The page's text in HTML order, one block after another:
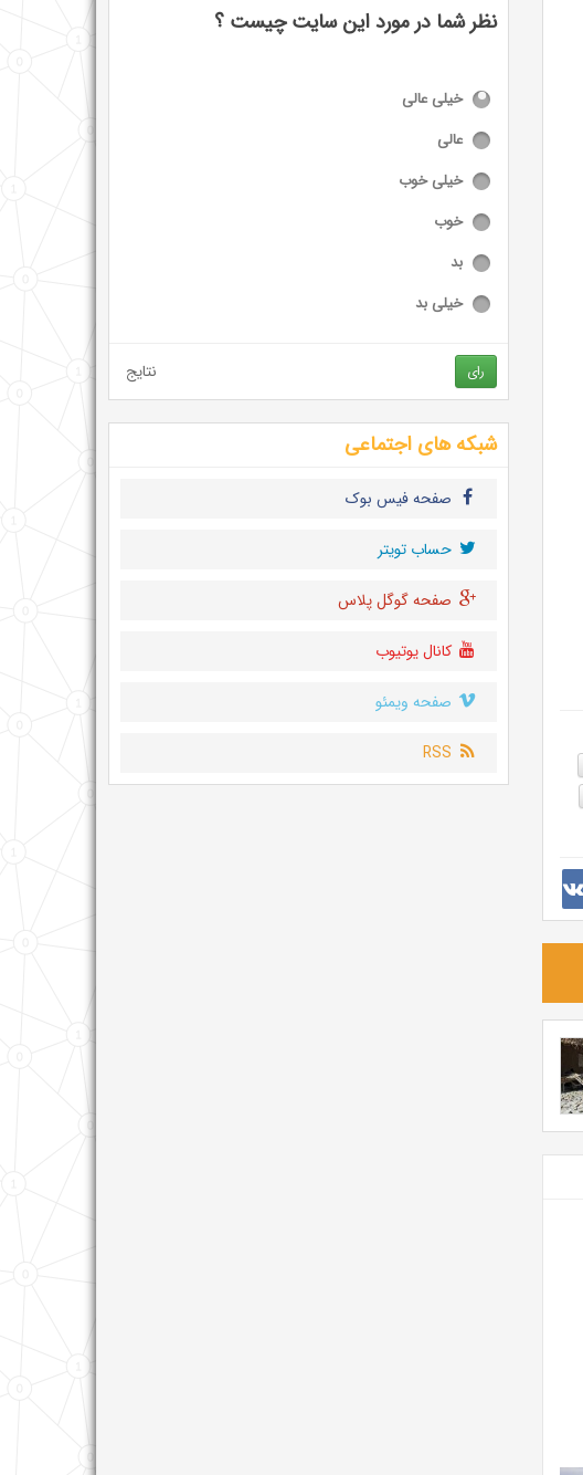
نظر شما در مورد این سایت چیست ؟
خیلی عالی
عالی
خیلی خوب
خوب
بد
خیلی بد
رای نتایج
شبکه های اجتماعی
صفحه فیس بوک
حساب تويتر
صفحه گوگل پلاس
کانال یوتیوب
صفحه ویمئو